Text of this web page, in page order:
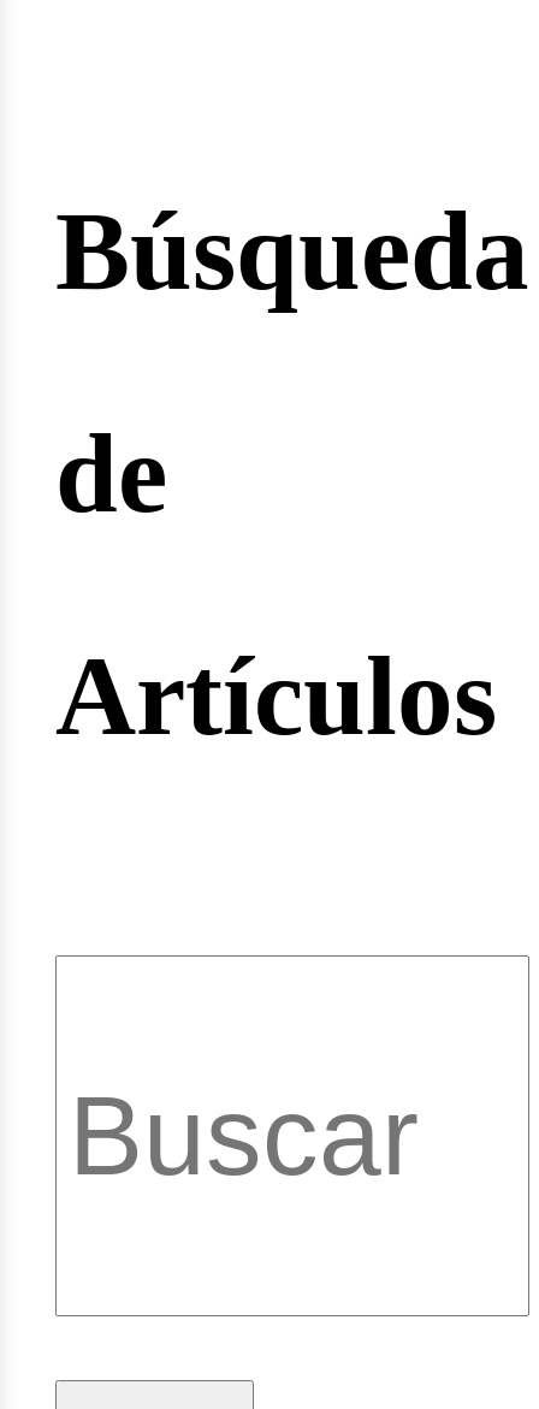
Búsqueda
de
Artículos